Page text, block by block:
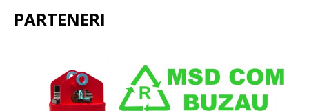
PARTENERI